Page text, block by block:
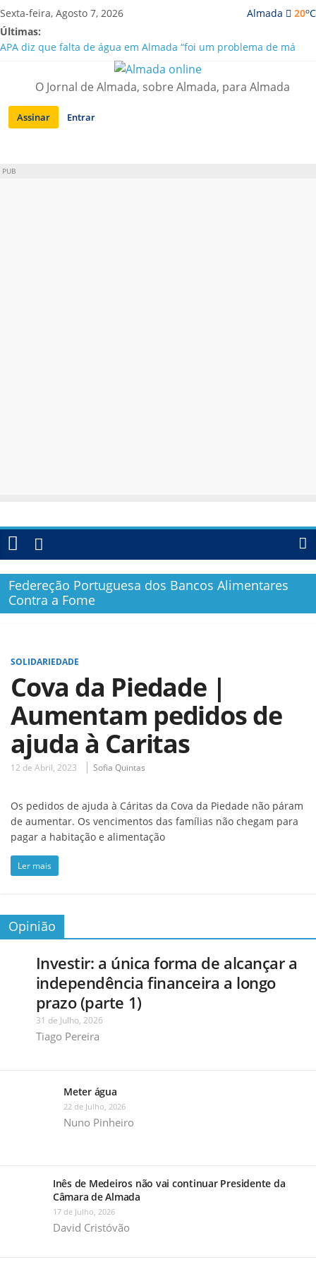
Saltar
para
conteúdo
Almada 20oC
Sexta-feira, Agosto 7, 2026
Últimas:
APA diz que falta de água em Almada “foi um problema de má
Laranjeiro | Cultura pop asiática invade a Casa Amarela
Ponte 25 de Abril celebra 60 anos com programa cultural entre
Lisboa e Almada
Situação de alerta em Almada renovada até final de Agosto
O Jornal de Almada, sobre Almada, para Almada
Assinar Entrar
PUB
Federeção Portuguesa dos Bancos Alimentares
Contra a Fome
SOLIDARIEDADE
Cova da Piedade |
Aumentam pedidos de
ajuda à Caritas
12 de Abril, 2023 Sofia Quintas
Os pedidos de ajuda à Cáritas da Cova da Piedade não páram
de aumentar. Os vencimentos das famílias não chegam para
pagar a habitação e alimentação
Ler mais
Opinião
Investir: a única forma de alcançar a
independência financeira a longo
prazo (parte 1)
31 de Julho, 2026
Tiago Pereira
Meter água
22 de Julho, 2026
Nuno Pinheiro
Inês de Medeiros não vai continuar Presidente da
Câmara de Almada
17 de Julho, 2026
David Cristóvão